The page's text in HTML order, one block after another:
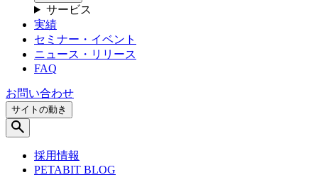
サービス
実績
セミナー・イベント
ニュース・リリース
FAQ
お問い合わせ
サイトの動き
採用情報
PETABIT BLOG